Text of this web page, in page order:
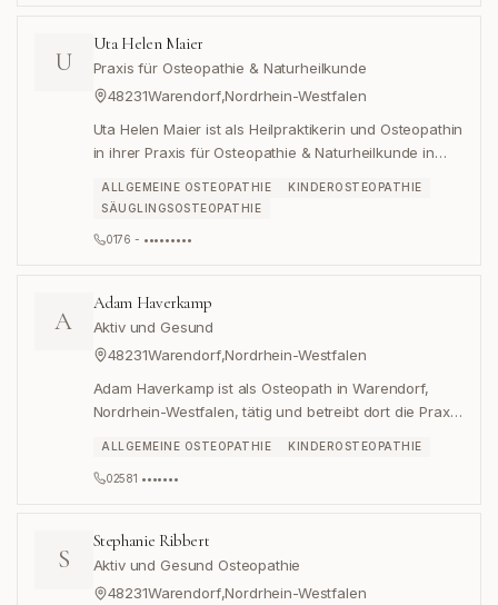
U
Uta Helen Maier
Praxis für Osteopathie & Naturheilkunde
48231Warendorf,Nordrhein-Westfalen
Uta Helen Maier ist als Heilpraktikerin und Osteopathin
in ihrer Praxis für Osteopathie & Naturheilkunde in
ALLGEMEINE OSTEOPATHIE
KINDEROSTEOPATHIE
SÄUGLINGSOSTEOPATHIE
0176 - •••••••••
A
Adam Haverkamp
Aktiv und Gesund
48231Warendorf,Nordrhein-Westfalen
Adam Haverkamp ist als Osteopath in Warendorf,
Nordrhein-Westfalen, tätig und betreibt dort die Praxis
ALLGEMEINE OSTEOPATHIE KINDEROSTEOPATHIE
02581 •••••••
S
Stephanie Ribbert
Aktiv und Gesund Osteopathie
48231Warendorf,Nordrhein-Westfalen